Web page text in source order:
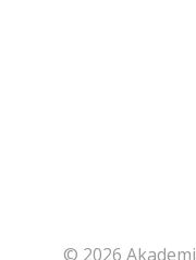
© 2026